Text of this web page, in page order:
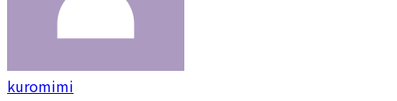
kuromimi